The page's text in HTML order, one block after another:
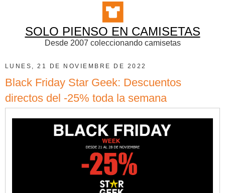
SOLO PIENSO EN CAMISETAS
Desde 2007 coleccionando camisetas
LUNES, 21 DE NOVIEMBRE DE 2022
Black Friday Star Geek: Descuentos
directos del -25% toda la semana